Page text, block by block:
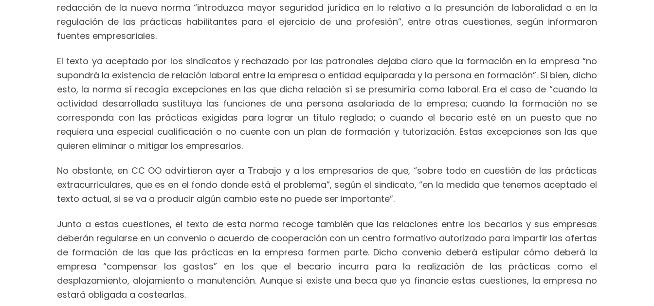
redacción de la nueva norma “introduzca mayor seguridad jurídica en lo relativo a la presunción de laboralidad o en la
regulación de las prácticas habilitantes para el ejercicio de una profesión”, entre otras cuestiones, según informaron
fuentes empresariales.
El texto ya aceptado por los sindicatos y rechazado por las patronales dejaba claro que la formación en la empresa “no
supondrá la existencia de relación laboral entre la empresa o entidad equiparada y la persona en formación”. Si bien, dicho
esto, la norma sí recogía excepciones en las que dicha relación sí se presumiría como laboral. Era el caso de “cuando la
actividad desarrollada sustituya las funciones de una persona asalariada de la empresa; cuando la formación no se
corresponda con las prácticas exigidas para lograr un título reglado; o cuando el becario esté en un puesto que no
requiera una especial cualificación o no cuente con un plan de formación y tutorización. Estas excepciones son las que
quieren eliminar o mitigar los empresarios.
No obstante, en CC OO advirtieron ayer a Trabajo y a los empresarios de que, “sobre todo en cuestión de las prácticas
extracurriculares, que es en el fondo donde está el problema”, según el sindicato, “en la medida que tenemos aceptado el
texto actual, si se va a producir algún cambio este no puede ser importante”.
Junto a estas cuestiones, el texto de esta norma recoge también que las relaciones entre los becarios y sus empresas
deberán regularse en un convenio o acuerdo de cooperación con un centro formativo autorizado para impartir las ofertas
de formación de las que las prácticas en la empresa formen parte. Dicho convenio deberá estipular cómo deberá la
empresa “compensar los gastos” en los que el becario incurra para la realización de las prácticas como el
desplazamiento, alojamiento o manutención. Aunque si existe una beca que ya financie estas cuestiones, la empresa no
estará obligada a costearlas.